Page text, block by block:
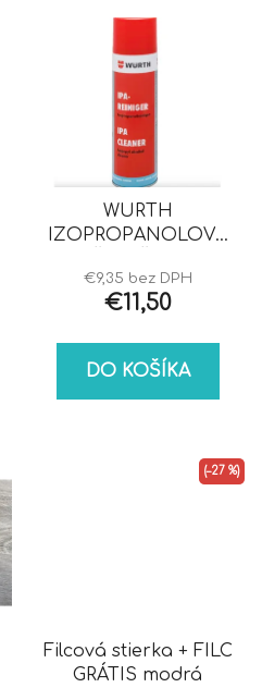
WURTH
IZOPROPANOLOVÝ
€9,35 bez DPH
€11,50
DO KOŠÍKA
Filcová stierka + FILC
GRÁTIS modrá
(–27 %)